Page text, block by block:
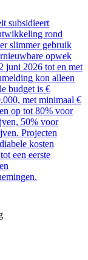
subsidieert
rond
slimmer gebruik
opwek
juni 2026 tot en met
kon alleen
budget is €
met minimaal €
op tot 80% voor
50% voor
Projecten
kosten
een eerste